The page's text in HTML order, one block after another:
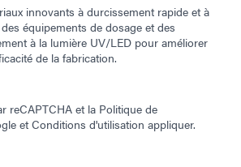
innovants à durcissement rapide et à
équipements de dosage et des
à la lumière UV/LED pour améliorer
de la fabrication.
reCAPTCHA et la Politique de
etConditions d'utilisation appliquer.